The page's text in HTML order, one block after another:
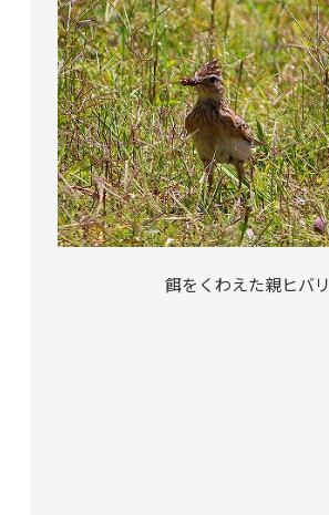
餌をくわえた親ヒバリ